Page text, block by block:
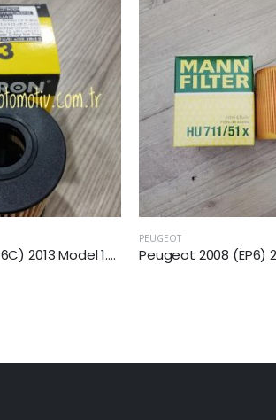
Peugeot 2008 (EP6) 2009 Sonrası 1.6 Vti Yağ Filtresi
PEUGEOT